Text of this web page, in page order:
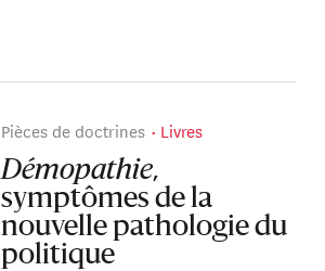
Pièces de doctrines Livres
Démopathie,
symptômes de la
nouvelle pathologie du
politique